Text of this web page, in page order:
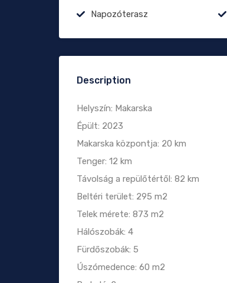
Napozóterasz
Description
Helyszín: Makarska
Épült: 2023
Makarska központja: 20 km
Tenger: 12 km
Távolság a repülőtértől: 82 km
Beltéri terület: 295 m2
Telek mérete: 873 m2
Hálószobák: 4
Fürdőszobák: 5
Úszómedence: 60 m2